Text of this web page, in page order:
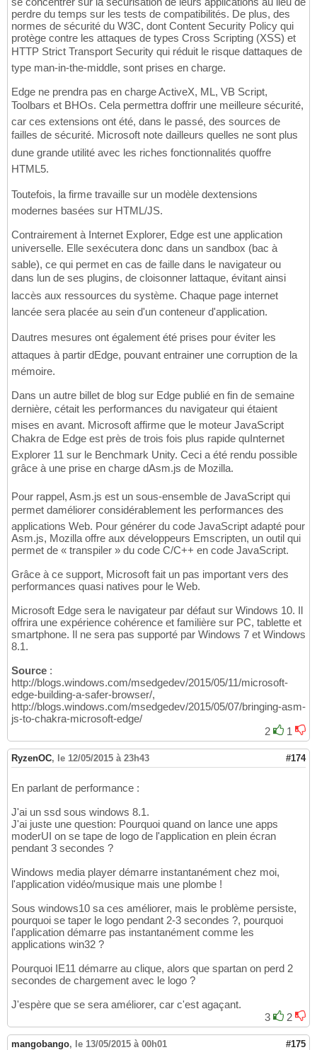
perdre du temps sur les tests de compatibilités. De plus, des
normes de sécurité du W3C, dont Content Security Policy qui
protège contre les attaques de types Cross Scripting (XSS) et
HTTP Strict Transport Security qui réduit le risque dattaques de
type man-in-the-middle, sont prises en charge.
Edge ne prendra pas en charge ActiveX, ML, VB Script,
Toolbars et BHOs. Cela permettra doffrir une meilleure sécurité,
car ces extensions ont été, dans le passé, des sources de
failles de sécurité. Microsoft note dailleurs quelles ne sont plus
dune grande utilité avec les riches fonctionnalités quoffre
HTML5.
Toutefois, la firme travaille sur un modèle dextensions
modernes basées sur HTML/JS.
Contrairement à Internet Explorer, Edge est une application
universelle. Elle sexécutera donc dans un sandbox (bac à
sable), ce qui permet en cas de faille dans le navigateur ou
dans lun de ses plugins, de cloisonner lattaque, évitant ainsi
laccès aux ressources du système. Chaque page internet
lancée sera placée au sein d'un conteneur d'application.
Dautres mesures ont également été prises pour éviter les
attaques à partir dEdge, pouvant entrainer une corruption de la
mémoire.
Dans un autre billet de blog sur Edge publié en fin de semaine
dernière, cétait les performances du navigateur qui étaient
mises en avant. Microsoft affirme que le moteur JavaScript
Chakra de Edge est près de trois fois plus rapide quInternet
Explorer 11 sur le Benchmark Unity. Ceci a été rendu possible
grâce à une prise en charge dAsm.js de Mozilla.
Pour rappel, Asm.js est un sous-ensemble de JavaScript qui
permet daméliorer considérablement les performances des
applications Web. Pour générer du code JavaScript adapté pour
Asm.js, Mozilla offre aux développeurs Emscripten, un outil qui
permet de « transpiler » du code C/C++ en code JavaScript.
Grâce à ce support, Microsoft fait un pas important vers des
performances quasi natives pour le Web.
Microsoft Edge sera le navigateur par défaut sur Windows 10. Il
offrira une expérience cohérence et familière sur PC, tablette et
smartphone. Il ne sera pas supporté par Windows 7 et Windows
8.1.
Source :
http://blogs.windows.com/msedgedev/2015/05/11/microsoft-
edge-building-a-safer-browser/,
http://blogs.windows.com/msedgedev/2015/05/07/bringing-asm-
js-to-chakra-microsoft-edge/
2
1
RyzenOC, le 12/05/2015 à 23h43 #174
En parlant de performance :
J'ai un ssd sous windows 8.1.
J'ai juste une question: Pourquoi quand on lance une apps
moderUI on se tape de logo de l'application en plein écran
pendant 3 secondes ?
Windows media player démarre instantanément chez moi,
l'application vidéo/musique mais une plombe !
Sous windows10 sa ces améliorer, mais le problème persiste,
pourquoi se taper le logo pendant 2-3 secondes ?, pourquoi
l'application démarre pas instantanément comme les
applications win32 ?
Pourquoi IE11 démarre au clique, alors que spartan on perd 2
secondes de chargement avec le logo ?
J'espère que se sera améliorer, car c'est agaçant.
3
2
mangobango, le 13/05/2015 à 00h01 #175